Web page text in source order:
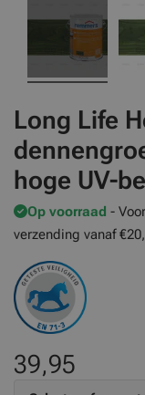
Long Life
hoge UV-
Op voorraad -
verzending vanaf
39,95